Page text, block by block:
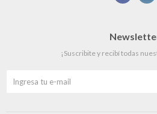
¡Suscribite y recibí todas